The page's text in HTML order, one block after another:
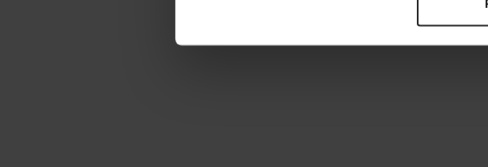
Las cookies necesarias son imprescindibles para el
“Gestor de cookies”, que encontrarás en el menú de